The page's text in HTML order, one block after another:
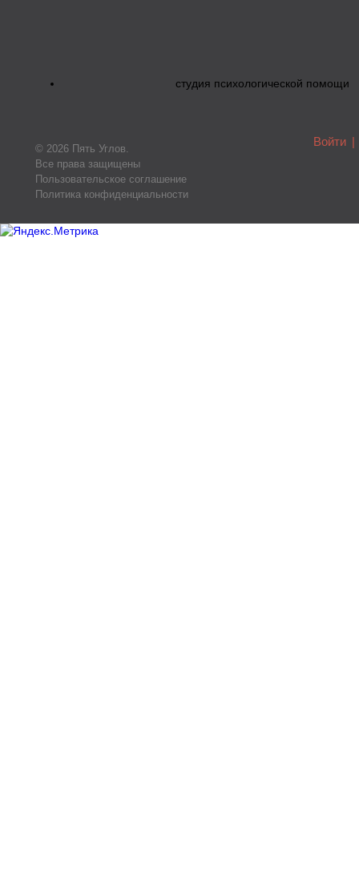
студия психологической помощи
© 2026 Пять Углов.
Все права защищены
Пользовательское соглашение
Политика конфиденциальности
Войти